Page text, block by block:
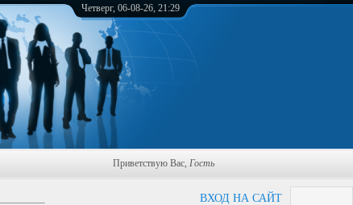
Четверг, 06-08-26, 21:29
Приветствую Вас, Гость
ВХОД НА САЙТ